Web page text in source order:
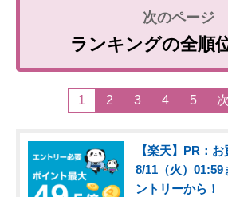
ランキングの全順
1 2 3 4 5
【楽天】PR：
8/11（火）
ントリーから！